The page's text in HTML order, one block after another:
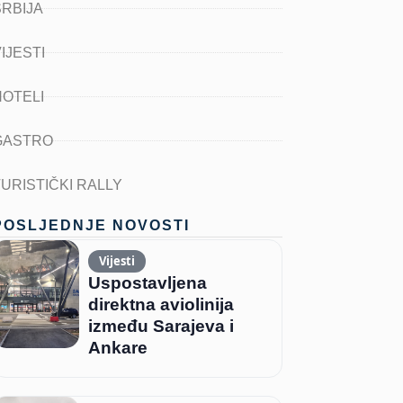
RALLY
NOVOSTI
Vijesti
Uspostavljena
direktna aviolinija
između Sarajeva i
Ankare